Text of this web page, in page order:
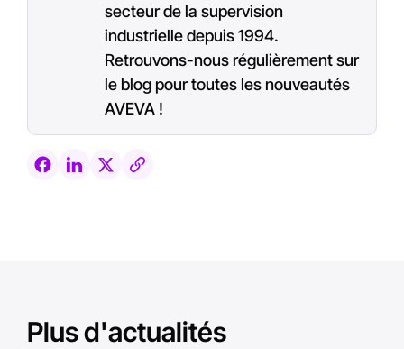
secteur de la supervision
industrielle depuis 1994.
Retrouvons-nous régulièrement sur
le blog pour toutes les nouveautés
AVEVA !
Plus d'actualités